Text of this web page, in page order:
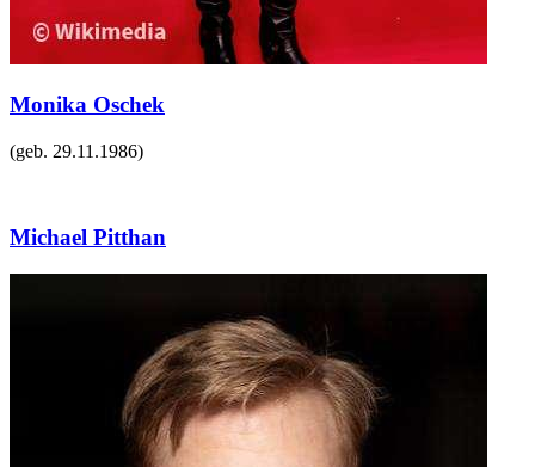
Monika Oschek
(geb. 29.11.1986)
Michael Pitthan